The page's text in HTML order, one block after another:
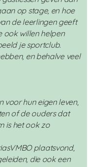
op stage, en hoe
de leerlingen geeft
ook willen helpen
je sportclub.
en behalve veel
hun eigen leven,
of de ouders dat
is het ook zo
plaatsvond,
die ook een